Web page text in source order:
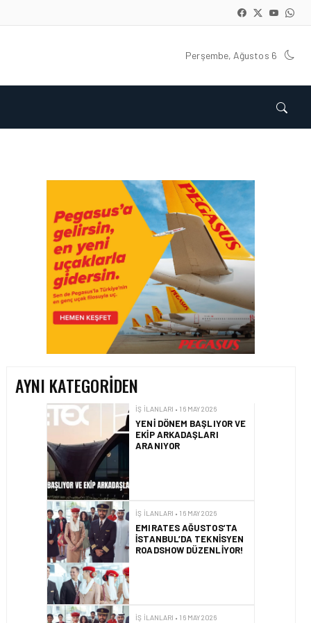
Perşembe, Ağustos 6
AYNI KATEGORIDEN
İŞ İLANLARI • 24 TEM 2026
AIR ARABIA AILESI
BÜYÜYOR! 2026 AÇIK
POZISYONLAR
İŞ İLANLARI • 16 MAY 2026
YENI DÖNEM BAŞLIYOR VE
EKIP ARKADAŞLARI
ARANIYOR
EMIRATES AĞUSTOS’TA
İSTANBUL’DA TEKNISYEN
ROADSHOW DÜZENLIYOR!
EMIRATES KABIN MEMURU
İŞE ALIM GÜNLERI